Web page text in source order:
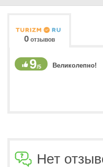
0отзывов
9/5 Великолепно!
Нет